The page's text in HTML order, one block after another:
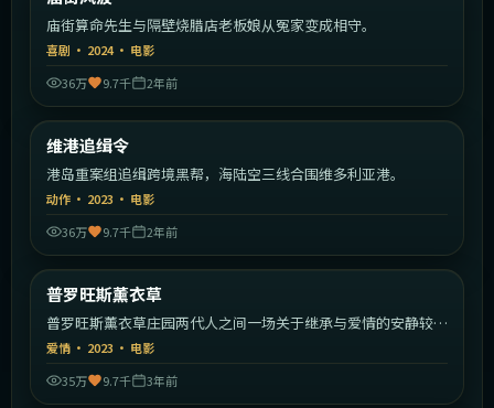
庙街算命先生与隔壁烧腊店老板娘从冤家变成相守。
喜剧 · 2024· 电影
36万
9.7千 2年前
热门
维港追缉令
港岛重案组追缉跨境黑帮，海陆空三线合围维多利亚港。
动作 · 2023 · 电影
36万
9.7千 2年前
热门
普罗旺斯薰衣草
普罗旺斯薰衣草庄园两代人之间一场关于继承与爱情的安静较
量。
爱情 · 2023 · 电影
35万
9.7千 3年前